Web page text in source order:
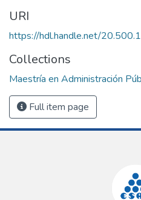
URI
https://hdl.handle.net/
Collections
Maestría en Administración
Full item page